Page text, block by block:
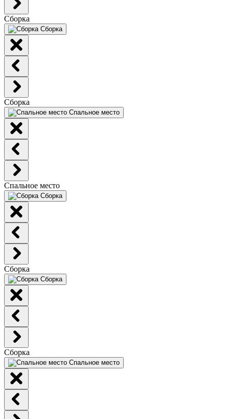
Сборка
Сборка
Сборка
Спальное место
Спальное место
Сборка
Сборка
Сборка
Сборка
Спальное место